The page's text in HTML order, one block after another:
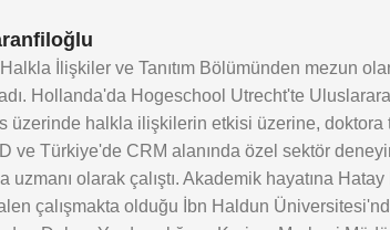
İlişkiler ve Tanıtım Bölümünden mezun
Hollanda'da Hogeschool Utrecht'te
üzerinde halkla ilişkilerin etkisi üzerine, doktora
ve Türkiye'de CRM alanında özel sektör
olarak çalıştı. Akademik hayatına Hatay
çalışmakta olduğu İbn Haldun